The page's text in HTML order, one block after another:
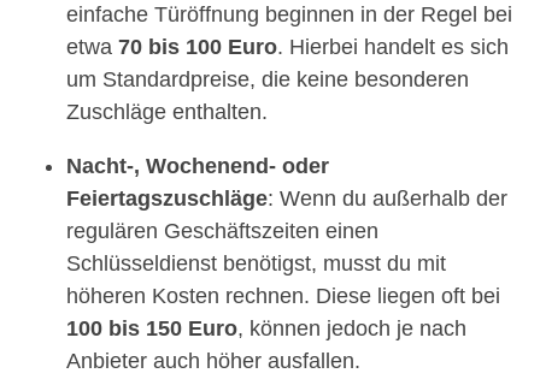
einfache Türöffnung beginnen in der Regel bei
etwa 70 bis 100 Euro. Hierbei handelt es sich
um Standardpreise, die keine besonderen
Zuschläge enthalten.
Nacht-, Wochenend- oder
Feiertagszuschläge: Wenn du außerhalb der
regulären Geschäftszeiten einen
Schlüsseldienst benötigst, musst du mit
höheren Kosten rechnen. Diese liegen oft bei
100 bis 150 Euro, können jedoch je nach
Anbieter auch höher ausfallen.